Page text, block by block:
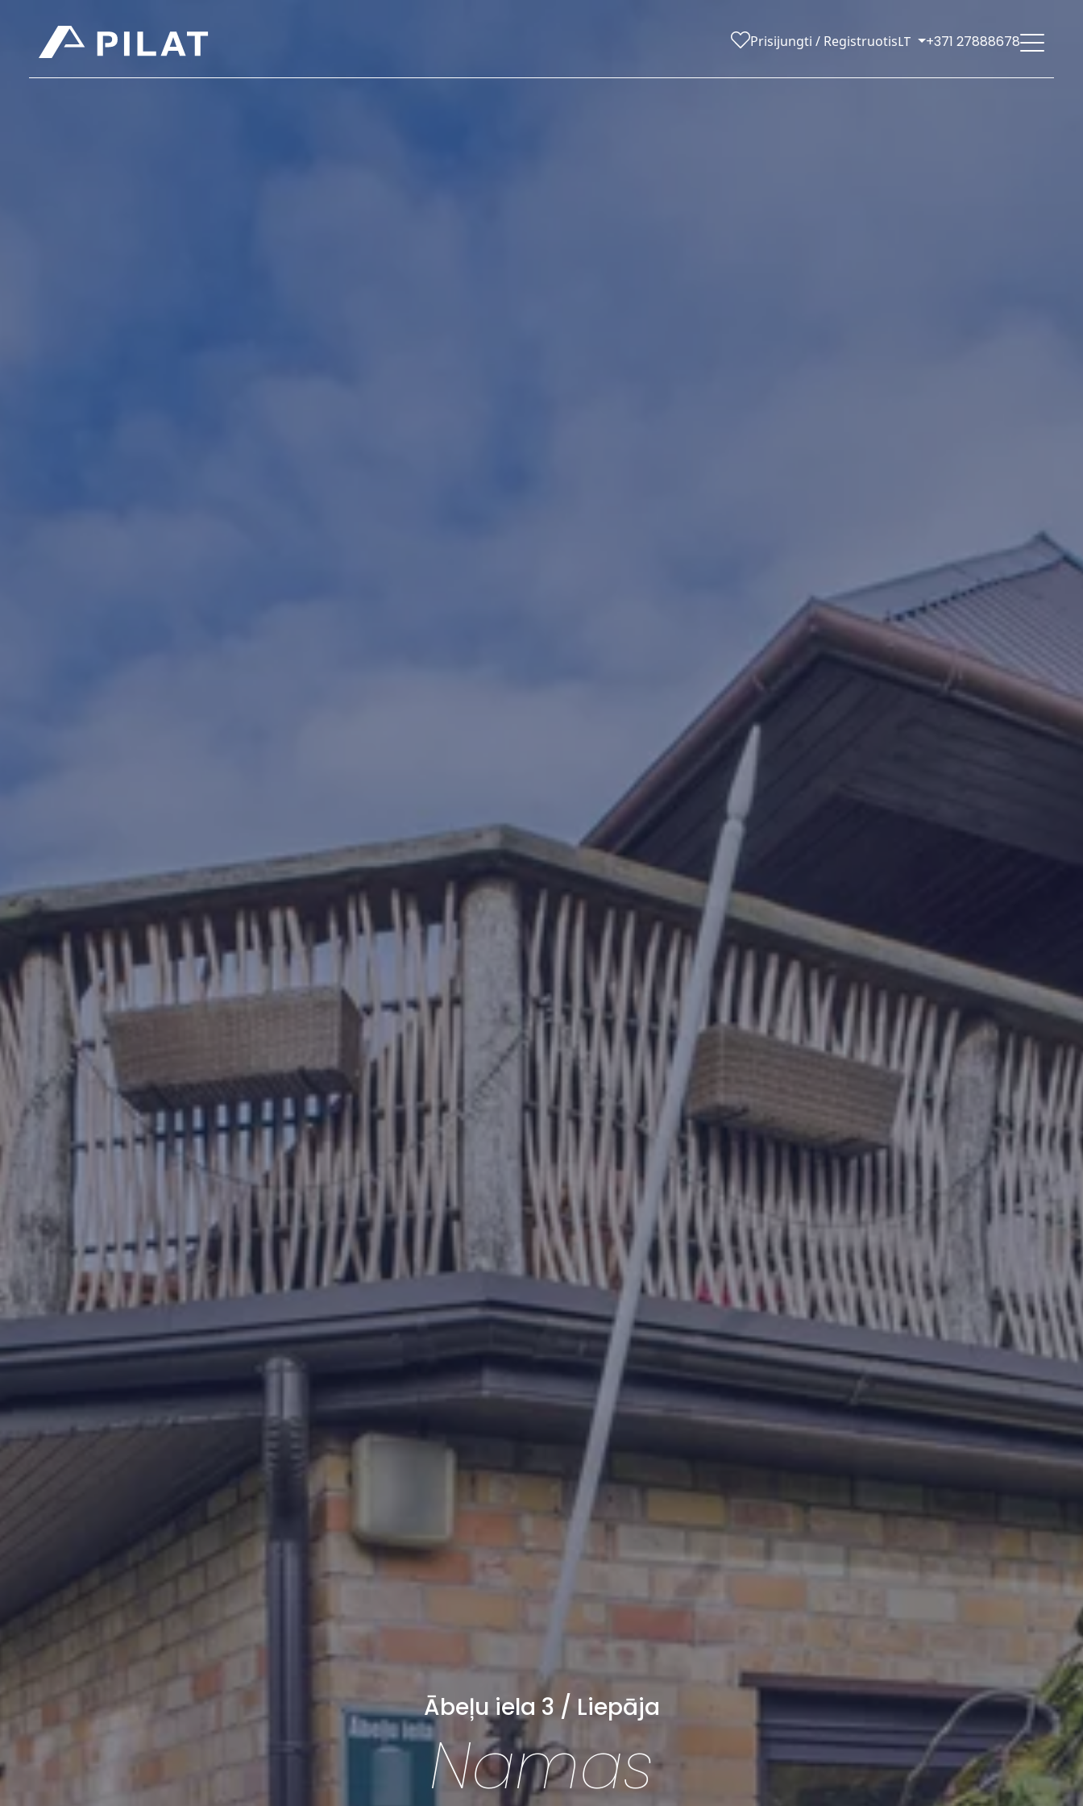
Prisijungti / RegistruotisLT +371 27888678
Ābeļu iela 3 / Liepāja
Namas